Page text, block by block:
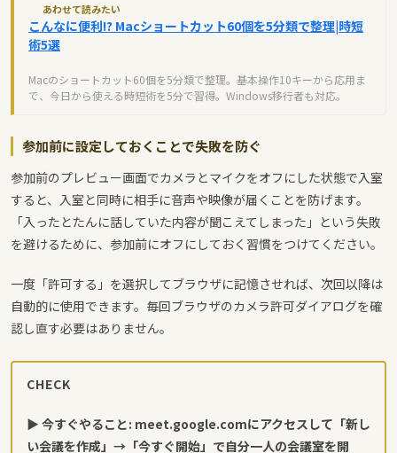
あわせて読みたい
こんなに便利!? Macショートカット60個を5分類で整理|時短
術5選
Macのショートカット60個を5分類で整理。基本操作10キーから応用ま
で、今日から使える時短術を5分で習得。Windows移行者も対応。
参加前に設定しておくことで失敗を防ぐ
参加前のプレビュー画面でカメラとマイクをオフにした状態で入室
すると、入室と同時に相手に音声や映像が届くことを防げます。
「入ったとたんに話していた内容が聞こえてしまった」という失敗
を避けるために、参加前にオフにしておく習慣をつけてください。
一度「許可する」を選択してブラウザに記憶させれば、次回以降は
自動的に使用できます。毎回ブラウザのカメラ許可ダイアログを確
認し直す必要はありません。
CHECK
▶ 今すぐやること: meet.google.comにアクセスして「新し
い会議を作成」→「今すぐ開始」で自分一人の会議室を開